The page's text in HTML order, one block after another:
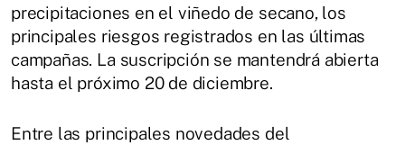
precipitaciones en el viñedo de secano, los
principales riesgos registrados en las últimas
campañas. La suscripción se mantendrá abierta
hasta el próximo 20 de diciembre.
Entre las principales novedades del